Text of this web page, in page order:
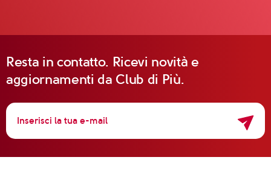
Resta in contatto. Ricevi novità e
aggiornamenti da Club di Più.